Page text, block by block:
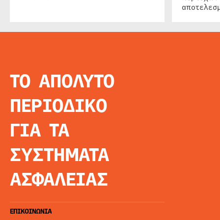
ΤΟ ΑΠΟΛΥΤΟ
ΠΕΡΙΟΔΙΚΟ
ΓΙΑ ΤΑ
ΣΥΣΤΗΜΑΤΑ
ΑΣΦΑΛΕΙΑΣ
ΕΠΙΚΟΙΝΩΝΙΑ